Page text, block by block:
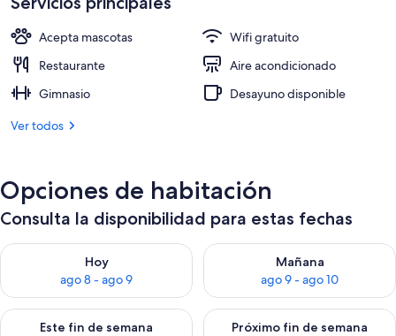
Exterior
Acepta mascotas
Wifi gratuito
Restaurante
Aire acondicionado
Gimnasio
Desayuno disponible
Ver todos
Opciones de habitación
Consulta la disponibilidad para estas fechas
Hoy
ago 8 - ago 9
Consulta la disponibilidad para hoy ago 8 - ago 9
Mañana
ago 9 - ago 10
Consulta la disponibilidad
Este fin de semana
Consulta la disponibilidad para este fin de semana ago 14 -
Próximo fin de semana
Consulta la disponibilidad